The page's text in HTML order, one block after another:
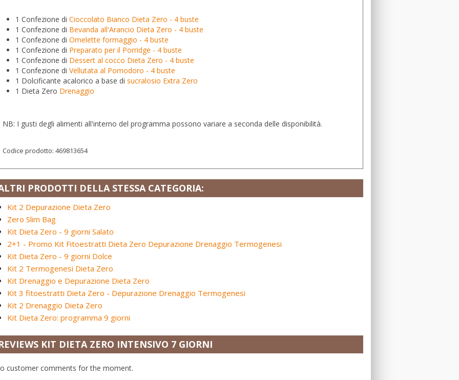
1 Confezione di Cioccolato Bianco Dieta Zero - 4 buste
1 Confezione di Bevanda all'Arancio Dieta Zero - 4 buste
1 Confezione di Omelette formaggio - 4 buste
1 Confezione di Preparato per il Porridge - 4 buste
1 Confezione di Dessert al cocco Dieta Zero - 4 buste
1 Confezione di Vellutata al Pomodoro - 4 buste
1 Dolcificante acalorico a base di sucralosio Extra Zero
1 Dieta Zero Drenaggio
NB: I gusti degli alimenti all'interno del programma possono variare a seconda delle disponibilità.
Codice prodotto: 469813654
PRODOTTI DELLA STESSA CATEGORIA:
Kit 2 Depurazione Dieta Zero
Zero Slim Bag
Kit Dieta Zero - 9 giorni Salato
2+1 - Promo Kit Fitoestratti Dieta Zero Depurazione Drenaggio Termogenesi
Kit Dieta Zero - 9 giorni Dolce
Kit 2 Termogenesi Dieta Zero
Kit Drenaggio e Depurazione Dieta Zero
Kit 3 fitoestratti Dieta Zero - Depurazione Drenaggio Termogenesi
Kit 2 Drenaggio Dieta Zero
Kit Dieta Zero: programma 9 giorni
KIT DIETA ZERO INTENSIVO 7 GIORNI
customer comments for the moment.